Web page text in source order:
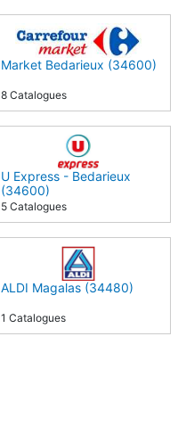
Market Bedarieux (34600)
8 Catalogues
U Express - Bedarieux
(34600)
5 Catalogues
ALDI Magalas (34480)
1 Catalogues